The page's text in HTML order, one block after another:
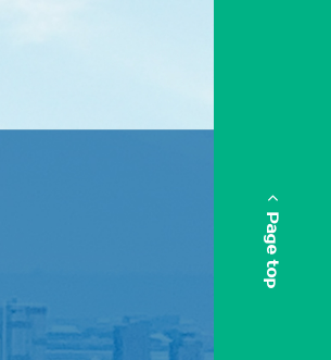
Page top